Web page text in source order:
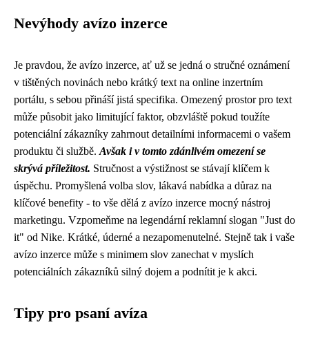
Nevýhody avízo inzerce
Je pravdou, že avízo inzerce, ať už se jedná o stručné oznámení
v tištěných novinách nebo krátký text na online inzertním
portálu, s sebou přináší jistá specifika. Omezený prostor pro text
může působit jako limitující faktor, obzvláště pokud toužíte
potenciální zákazníky zahrnout detailními informacemi o vašem
produktu či službě. Avšak i v tomto zdánlivém omezení se
skrývá příležitost. Stručnost a výstižnost se stávají klíčem k
úspěchu. Promyšlená volba slov, lákavá nabídka a důraz na
klíčové benefity - to vše dělá z avízo inzerce mocný nástroj
marketingu. Vzpomeňme na legendární reklamní slogan "Just do
it" od Nike. Krátké, úderné a nezapomenutelné. Stejně tak i vaše
avízo inzerce může s minimem slov zanechat v myslích
potenciálních zákazníků silný dojem a podnítit je k akci.
Tipy pro psaní avíza